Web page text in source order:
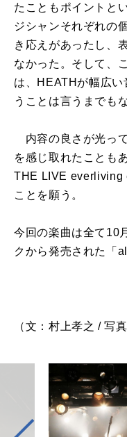
たこともポイントと
ジシャンそれぞれの
き応えがあったし、
なかった。そして、
は、HEATHが幅広
うことは言うまでも
内容の良さが光っ
を感じ取れたことも
THE LIVE everliving
ことを願う。
今回の楽曲は全て10
クから発売された「
（文：村上孝之 / 写